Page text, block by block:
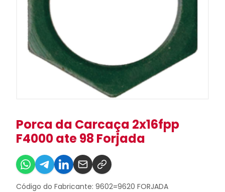
Porca da Carcaça 2x16fpp
F4000 ate 98 Forjada
Código do Fabricante: 9602=9620 FORJADA